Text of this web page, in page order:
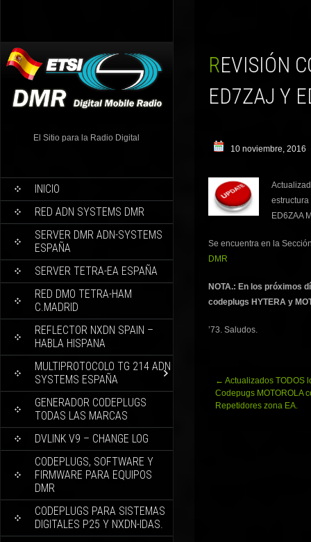
El Sitio para la Radio Digital
INICIO
RED ADN SYSTEMS DMR
SERVER DMR ADN-SYSTEMS
ESPAÑA
SERVER TETRA-EA ESPAÑA
RED DMO TETRA-HAM
C.MADRID
REFLECTOR NXDN SPAIN –
HABLA HISPANA
MULTIPROTOCOLO TG 214 ADN
SYSTEMS ESPAÑA
GENERADOR CODEPLUGS
TODAS LAS MARCAS
DVLINK V9 – CHANGE LOG
CODEPLUGS, SOFTWARE Y
FIRMWARE PARA EQUIPOS
DMR
CODEPLUGS PARA SISTEMAS
DIGITALES P25 Y NXDN-IDAS.
REVISIÓN CODEPLUG TYTERA/RETEVIS, REPETIDORES
ED7ZAJ Y
10 noviembre, 2016
ED6ZAA
Se encuentra en la
DMR
NOTA.: En los próximos
codeplugs HYTERA y
’73. Saludos.
Navegación
de
entradas
← Actualizados TODOS
Codepugs MOTOROLA
Repetidores zona EA.